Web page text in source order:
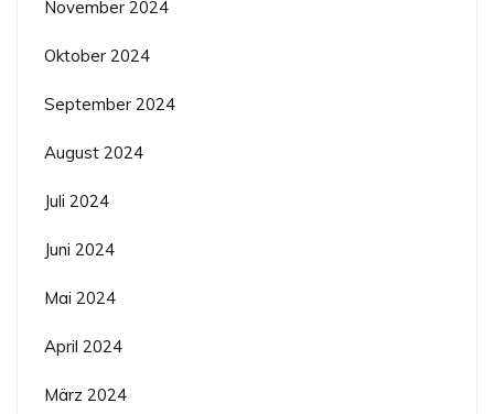
November 2024
Oktober 2024
September 2024
August 2024
Juli 2024
Juni 2024
Mai 2024
April 2024
März 2024